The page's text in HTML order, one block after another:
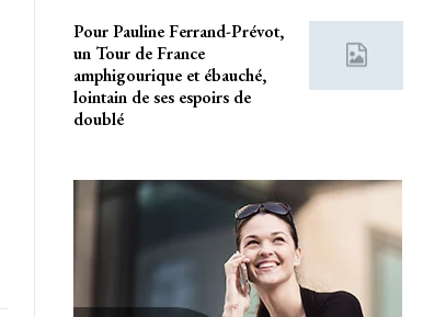
Pour Pauline Ferrand-Prévot,
un Tour de France
amphigourique et ébauché,
lointain de ses espoirs de
doublé